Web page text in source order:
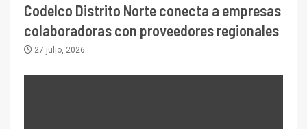
Codelco Distrito Norte conecta a empresas
colaboradoras con proveedores regionales
27 julio, 2026